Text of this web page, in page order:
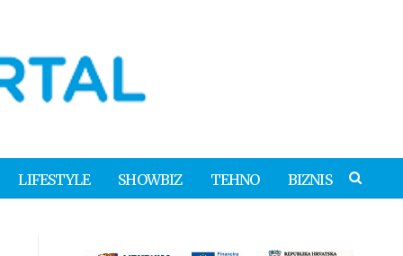
LIFESTYLE SHOWBIZ TEHNO BIZNIS